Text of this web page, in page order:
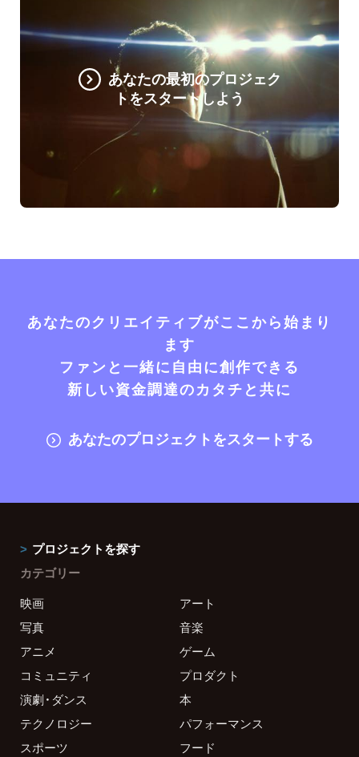
あなたの最初のプロジェク
トをスタートしよう
あなたのクリエイティブがここから始まり
ます
ファンと一緒に自由に創作できる
新しい資金調達のカタチと共に
あなたのプロジェクトをスタートする
プロジェクトを探す
カテゴリー
映画
アート
写真
音楽
アニメ
ゲーム
コミュニティ
プロダクト
演劇・ダンス
本
テクノロジー
パフォーマンス
スポーツ
フード